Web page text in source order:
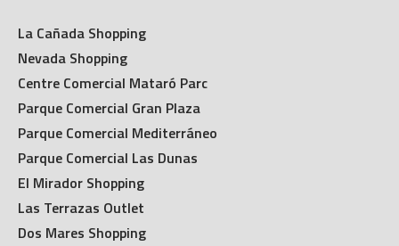
La Cañada Shopping
Nevada Shopping
Centre Comercial Mataró Parc
Parque Comercial Gran Plaza
Parque Comercial Mediterráneo
Parque Comercial Las Dunas
El Mirador Shopping
Las Terrazas Outlet
Dos Mares Shopping